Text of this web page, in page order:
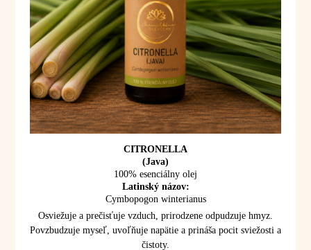
CITRONELLA
(Java)
100% esenciálny olej
Latinský názov:
Cymbopogon winterianus
Osviežuje a prečisťuje vzduch, prirodzene odpudzuje hmyz.
Povzbudzuje myseľ, uvoľňuje napätie a prináša pocit sviežosti a
čistoty.